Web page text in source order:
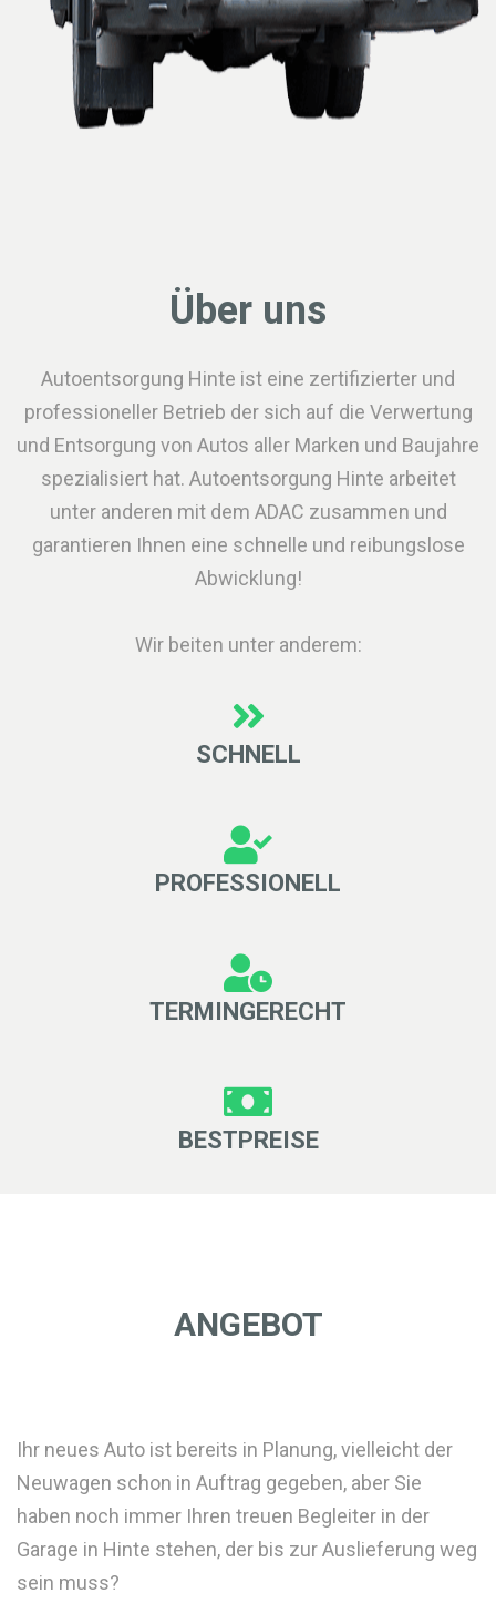
Über uns
Autoentsorgung Hinte ist eine zertifizierter und
professioneller Betrieb der sich auf die Verwertung
und Entsorgung von Autos aller Marken und Baujahre
spezialisiert hat. Autoentsorgung Hinte arbeitet
unter anderen mit dem ADAC zusammen und
garantieren Ihnen eine schnelle und reibungslose
Abwicklung!
Wir beiten unter anderem:
SCHNELL
PROFESSIONELL
TERMINGERECHT
BESTPREISE
ANGEBOT
Ihr neues Auto ist bereits in Planung, vielleicht der
Neuwagen schon in Auftrag gegeben, aber Sie
haben noch immer Ihren treuen Begleiter in der
Garage in Hinte stehen, der bis zur Auslieferung weg
sein muss?